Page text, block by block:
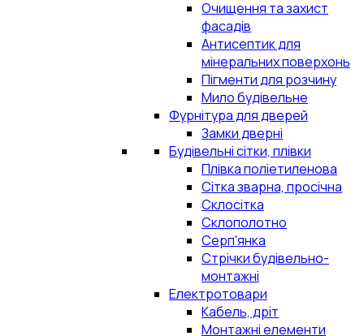
Очищення та захист
фасадів
Антисептик для
мінеральних поверхонь
Пігменти для розчину
Мило будівельне
Фурнітура для дверей
Замки дверні
Будівельні сітки, плівки
Плівка поліетиленова
Сітка зварна, просічна
Склосітка
Склополотно
Серп'янка
Стрічки будівельно-
монтажні
Електротовари
Кабель, дріт
Монтажні елементи